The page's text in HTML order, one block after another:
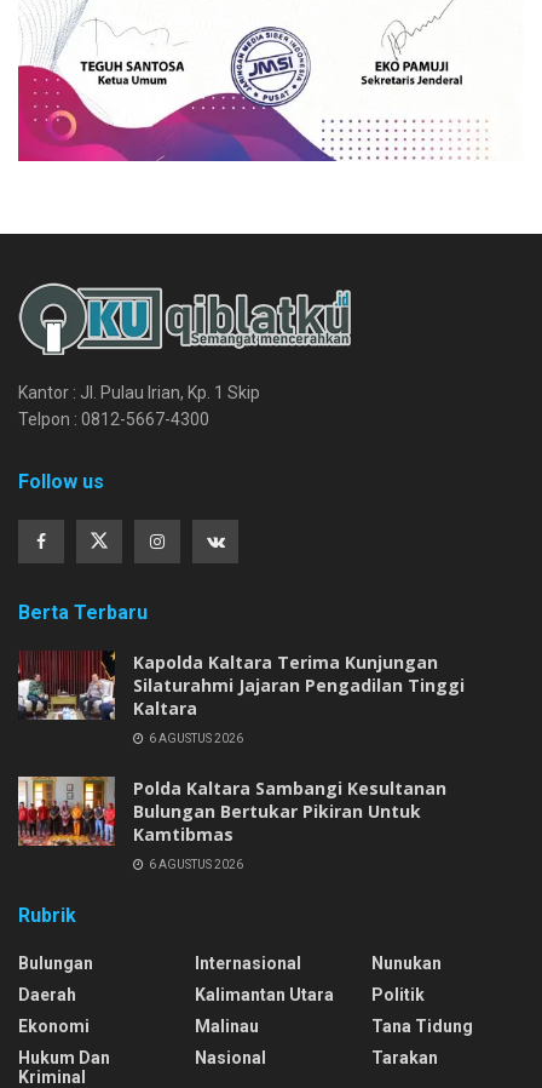
Kantor : Jl. Pulau Irian, Kp. 1 Skip
Telpon : 0812-5667-4300
Follow us
Berta Terbaru
Kapolda Kaltara Terima Kunjungan
Silaturahmi Jajaran Pengadilan Tinggi
Kaltara
6 AGUSTUS 2026
Polda Kaltara Sambangi Kesultanan
Bulungan Bertukar Pikiran Untuk
Kamtibmas
6 AGUSTUS 2026
Rubrik
Bulungan
Daerah
Ekonomi
Hukum Dan
Kriminal
Internasional
Kalimantan Utara
Malinau
Nasional
Nunukan
Politik
Tana Tidung
Tarakan